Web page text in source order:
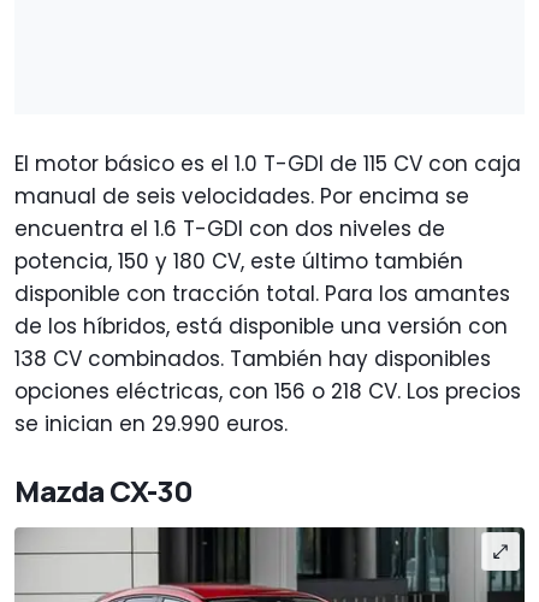
El motor básico es el 1.0 T-GDI de 115 CV con caja
manual de seis velocidades. Por encima se
encuentra el 1.6 T-GDI con dos niveles de
potencia, 150 y 180 CV, este último también
disponible con tracción total. Para los amantes
de los híbridos, está disponible una versión con
138 CV combinados. También hay disponibles
opciones eléctricas, con 156 o 218 CV. Los precios
se inician en 29.990 euros.
Mazda CX-30